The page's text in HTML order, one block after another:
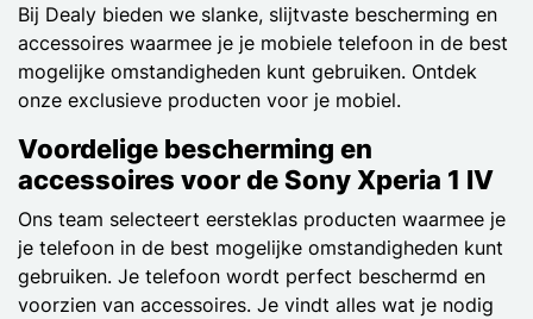
Bij Dealy bieden we slanke, slijtvaste bescherming en
accessoires waarmee je je mobiele telefoon in de best
mogelijke omstandigheden kunt gebruiken. Ontdek
onze exclusieve producten voor je mobiel.
Voordelige bescherming en
accessoires voor de Sony Xperia 1 IV
Ons team selecteert eersteklas producten waarmee je
je telefoon in de best mogelijke omstandigheden kunt
gebruiken. Je telefoon wordt perfect beschermd en
voorzien van accessoires. Je vindt alles wat je nodig